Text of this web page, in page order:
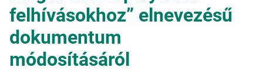
felhívásokhoz” elnevezésű
dokumentum
módosításáról